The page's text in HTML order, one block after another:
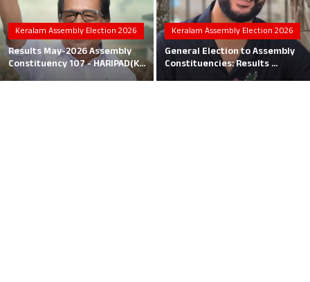
Tutorials
Malayalam
Keralam Assembly Election 2026
Results May-2026 Assembly
Constituency 107 - HARIPAD(K...
Keralam Assembly Election 2026
General Election to Assembly
Constituencies: Results ...